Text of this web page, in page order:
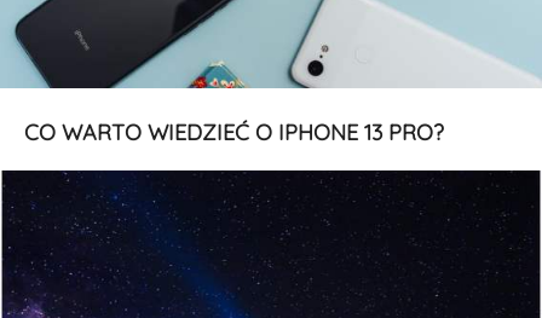
CO WARTO WIEDZIEĆ O IPHONE 13 PRO?